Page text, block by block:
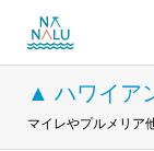
▲ ハワイア
マイレやプルメリア